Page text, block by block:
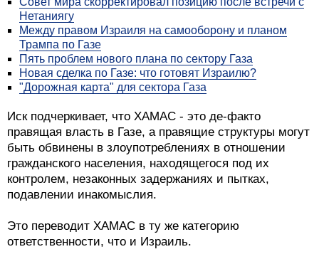
Нетаниягу
Между правом Израиля на самооборону и планом
Трампа по Газе
Пять проблем нового плана по сектору Газа
Новая сделка по Газе: что готовят Израилю?
"Дорожная карта" для сектора Газа
Иск подчеркивает, что ХАМАС - это де-факто
правящая власть в Газе, а правящие структуры могут
быть обвинены в злоупотреблениях в отношении
гражданского населения, находящегося под их
контролем, незаконных задержаниях и пытках,
подавлении инакомыслия.
Это переводит ХАМАС в ту же категорию
ответственности, что и Израиль.